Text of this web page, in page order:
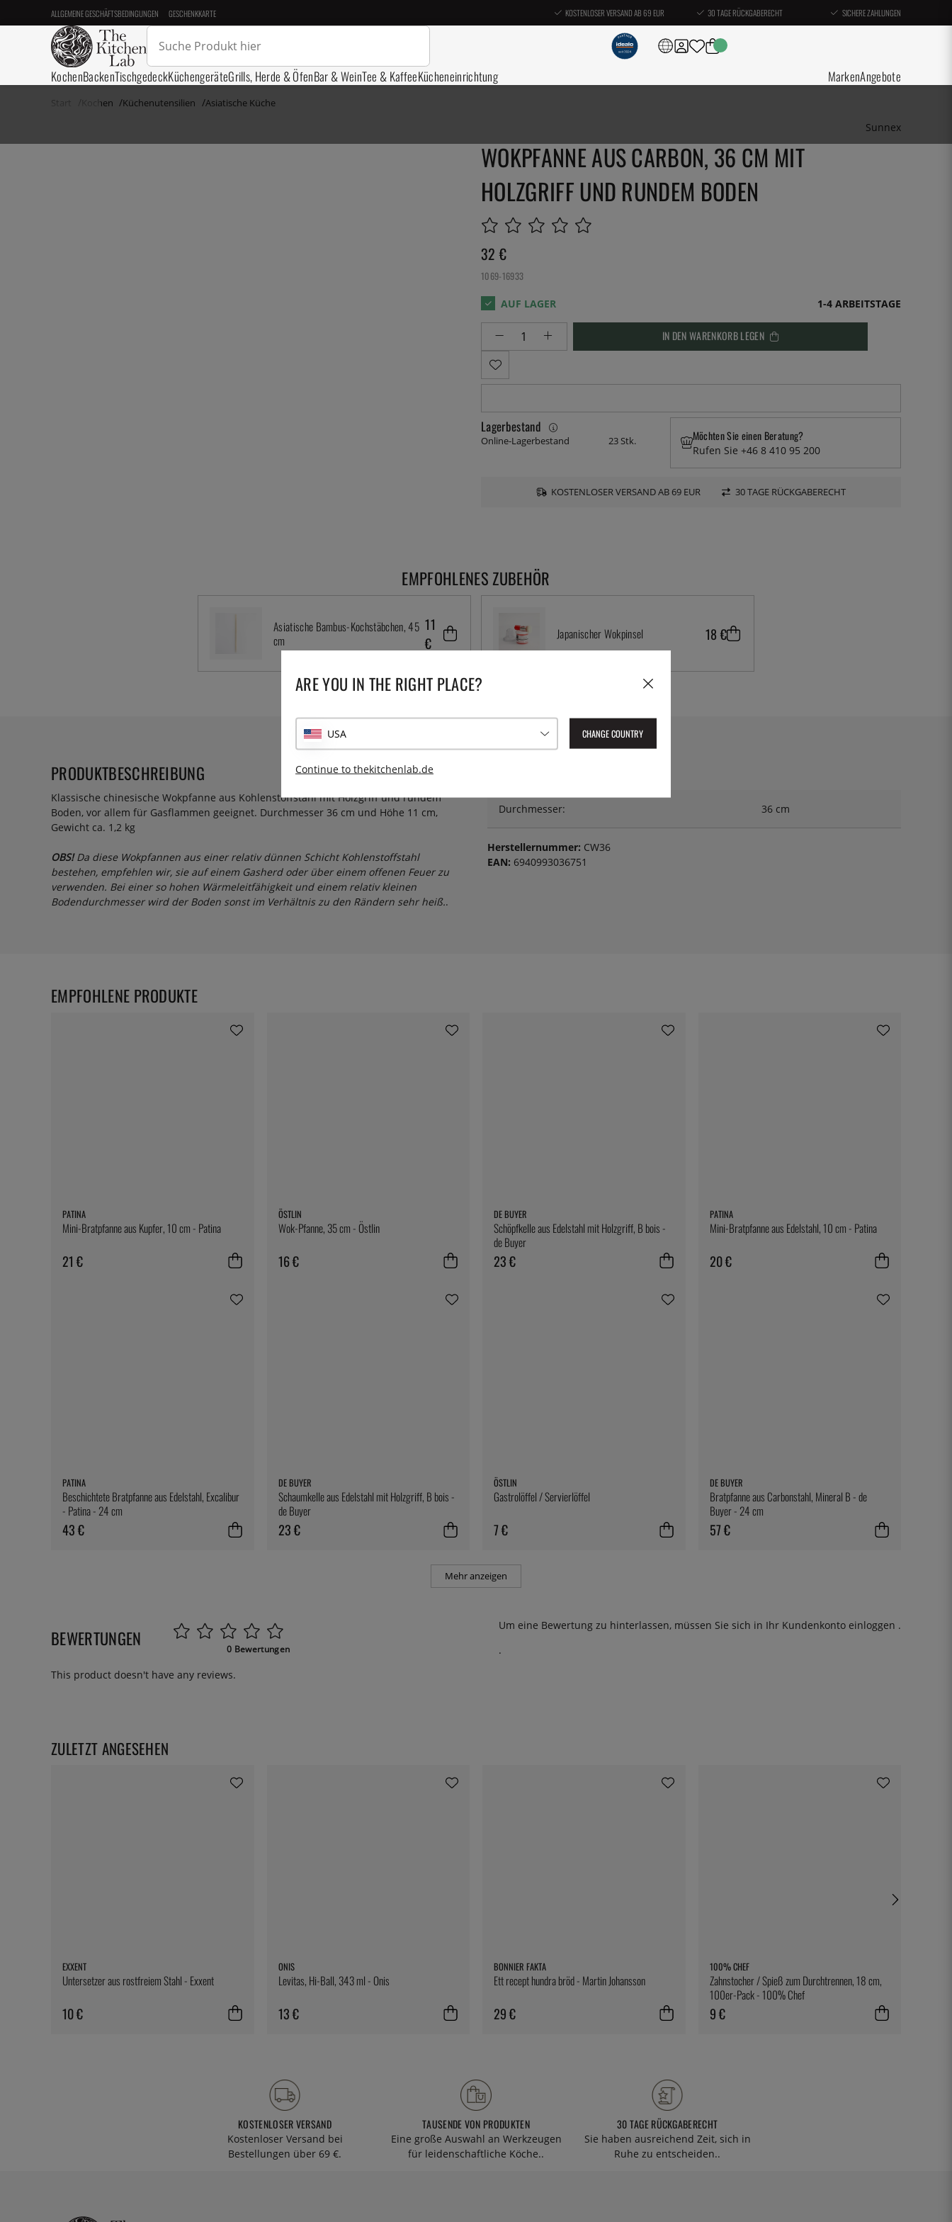
ALLGEMEINE GESCHÄFTSBEDINGUNGEN GESCHENKKARTE KOSTENLOSER VERSAND AB 69 EUR 30 TAGE RÜCKGABERECHT SICHERE ZAHLUNGEN
KochenBackenTischgedeckKüchengeräteGrills, Herde & ÖfenBar & WeinTee & KaffeeKücheneinrichtung MarkenAngebote
Start Kochen Küchenutensilien Asiatische Küche
Sunnex
WOKPFANNE AUS CARBON, 36 CM MIT
HOLZGRIFF UND RUNDEM BODEN
32 €
1069-16933
1-4 ARBEITSTAGE
IN DEN WARENKORB LEGEN
Lagerbestand
Online-Lagerbestand 23 Stk. Möchten Sie einen Beratung?
Rufen Sie +46 8 410 95 200
KOSTENLOSER VERSAND AB 69 EUR 30 TAGE RÜCKGABERECHT
EMPFOHLENES ZUBEHÖR
Asiatische Bambus-Kochstäbchen, 45
cm
11
€
Japanischer Wokpinsel 18 €
PRODUKTBESCHREIBUNG
Klassische chinesische Wokpfanne aus Kohlenstoffstahl mit Holzgriff und rundem
Boden, vor allem für Gasflammen geeignet. Durchmesser 36 cm und Höhe 11 cm,
Gewicht ca. 1,2 kg
OBS!Da diese Wokpfannen aus einer relativ dünnen Schicht Kohlenstoffstahl
bestehen, empfehlen wir, sie auf einem Gasherd oder über einem offenen Feuer zu
verwenden. Bei einer so hohen Wärmeleitfähigkeit und einem relativ kleinen
Bodendurchmesser wird der Boden sonst im Verhältnis zu den Rändern sehr heiß..
Durchmesser: 36 cm
Herstellernummer: CW36
EAN: 6940993036751
PATINA
Mini-Bratpfanne aus Kupfer, 10 cm - Patina
21 €
ÖSTLIN
Wok-Pfanne, 35 cm - Östlin
16 €
DE BUYER
Schöpfkelle aus Edelstahl mit Holzgriff, B bois -
de Buyer
23 €
PATINA
Mini-Bratpfanne aus Edelstahl, 10 cm - Patina
20 €
PATINA
Beschichtete Bratpfanne aus Edelstahl, Excalibur
- Patina - 24 cm
43 €
DE BUYER
Schaumkelle aus Edelstahl mit Holzgriff, B bois -
de Buyer
23 €
ÖSTLIN
Gastrolöffel / Servierlöffel
7 €
DE BUYER
Bratpfanne aus Carbonstahl, Mineral B - de
Buyer - 24 cm
57 €
Mehr anzeigen
EMPFOHLENE PRODUKTE
BEWERTUNGEN 0 Bewertungen
Um eine Bewertung zu hinterlassen, müssen Sie sich in Ihr Kundenkonto einloggen .
.
This product doesn't have any reviews.
ZULETZT ANGESEHEN
EXXENT
Untersetzer aus rostfreiem Stahl - Exxent
10 €
ONIS
Levitas, Hi-Ball, 343 ml - Onis
13 €
BONNIER FAKTA
Ett recept hundra bröd - Martin Johansson
29 €
100% CHEF
Zahnstocher / Spieß zum Durchtrennen, 18 cm,
100er-Pack - 100% Chef
9 €
KOSTENLOSER VERSAND
Kostenloser Versand bei
Bestellungen über 69 €.
TAUSENDE VON PRODUKTEN
Eine große Auswahl an Werkzeugen
für leidenschaftliche Köche..
30 TAGE RÜCKGABERECHT
Sie haben ausreichend Zeit, sich in
Ruhe zu entscheiden..
ARE YOU IN THE RIGHT PLACE?
USA CHANGE COUNTRY
Continue to thekitchenlab.de